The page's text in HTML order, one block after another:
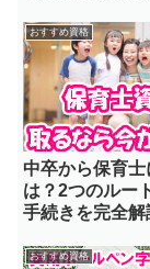
おすすめ資格
中卒から保育士
は？2つのルー
手続きを完全解
おすすめ資格